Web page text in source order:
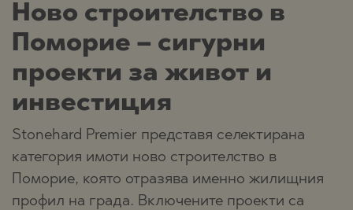
Ново строителство в
Поморие – сигурни
проекти за живот и
инвестиция
Stonehard Premier представя селектирана
категория имоти ново строителство в
Поморие, която отразява именно жилищния
профил на града. Включените проекти са